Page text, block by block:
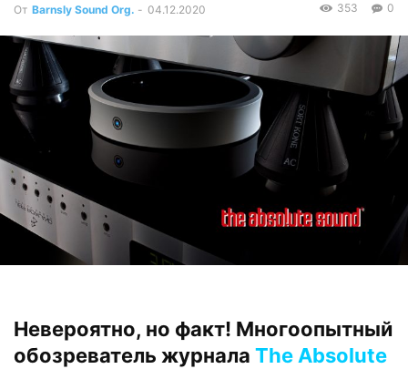
От Barnsly Sound Org. - 04.12.2020 0
353
Невероятно, но факт! Многоопытный
обозреватель журнала The Absolute